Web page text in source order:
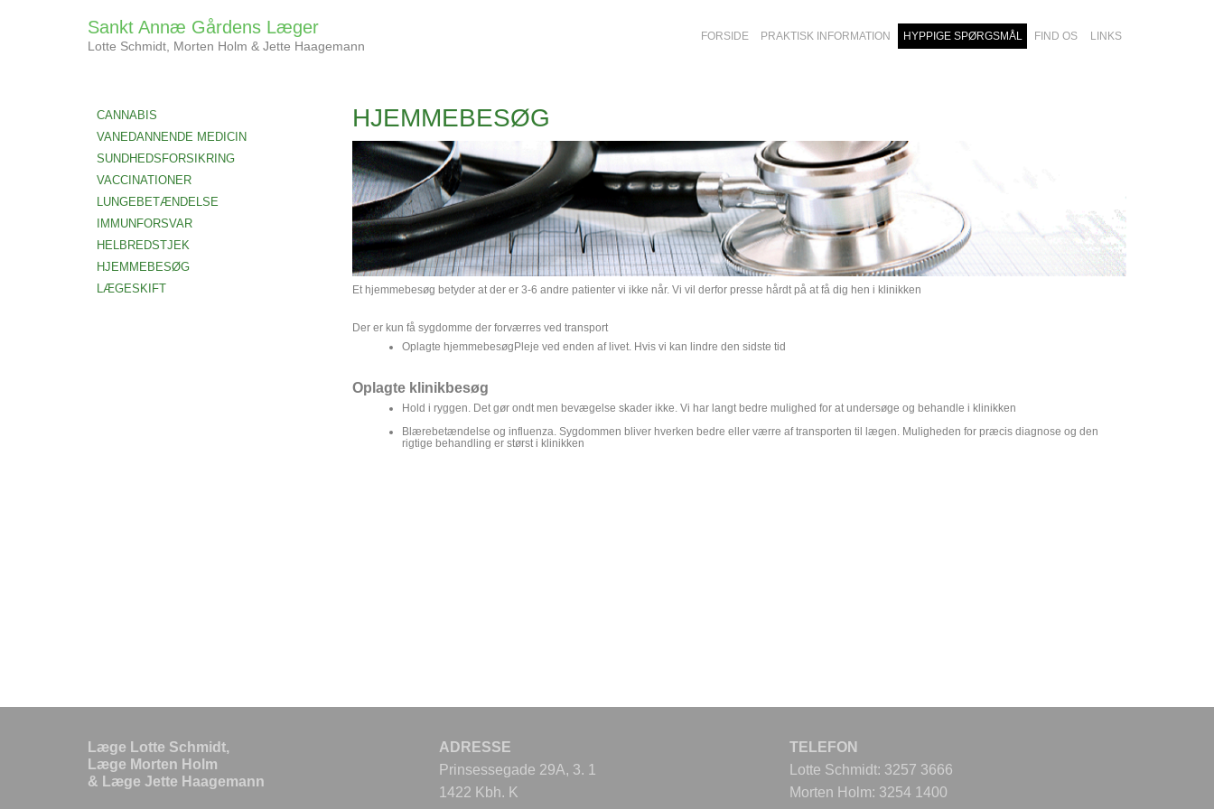
Sankt Annæ Gårdens Læger
Lotte Schmidt, Morten Holm & Jette Haagemann
FORSIDE PRAKTISK INFORMATION HYPPIGE SPØRGSMÅL FIND OS LINKS
CANNABIS
VANEDANNENDE MEDICIN
SUNDHEDSFORSIKRING
VACCINATIONER
LUNGEBETÆNDELSE
IMMUNFORSVAR
HELBREDSTJEK
HJEMMEBESØG
LÆGESKIFT
HJEMMEBESØG
Et hjemmebesøg betyder at der er 3-6 andre patienter vi ikke når. Vi vil derfor presse hårdt på at få dig hen i klinikken
Der er kun få sygdomme der forværres ved transport
Oplagte hjemmebesøgPleje ved enden af livet. Hvis vi kan lindre den sidste tid
Oplagte klinikbesøg
Hold i ryggen. Det gør ondt men bevægelse skader ikke. Vi har langt bedre mulighed for at undersøge og behandle i klinikken
Blærebetændelse og influenza. Sygdommen bliver hverken bedre eller værre af transporten til lægen. Muligheden for præcis diagnose og den
rigtige behandling er størst i klinikken
Læge Lotte Schmidt,
Læge Morten Holm
& Læge Jette Haagemann
ADRESSE
Prinsessegade 29A, 3. 1
1422 Kbh. K
TELEFON
Lotte Schmidt: 3257 3666
Morten Holm: 3254 1400